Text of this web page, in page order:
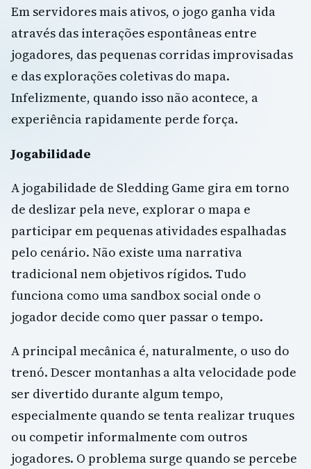
Em servidores mais ativos, o jogo ganha vida
através das interações espontâneas entre
jogadores, das pequenas corridas improvisadas
e das explorações coletivas do mapa.
Infelizmente, quando isso não acontece, a
experiência rapidamente perde força.
Jogabilidade
A jogabilidade de Sledding Game gira em torno
de deslizar pela neve, explorar o mapa e
participar em pequenas atividades espalhadas
pelo cenário. Não existe uma narrativa
tradicional nem objetivos rígidos. Tudo
funciona como uma sandbox social onde o
jogador decide como quer passar o tempo.
A principal mecânica é, naturalmente, o uso do
trenó. Descer montanhas a alta velocidade pode
ser divertido durante algum tempo,
especialmente quando se tenta realizar truques
ou competir informalmente com outros
jogadores. O problema surge quando se percebe